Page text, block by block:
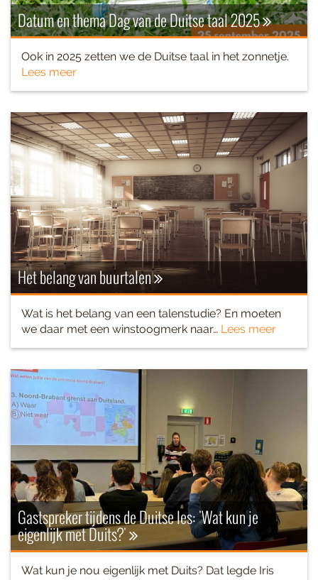
Datum en thema Dag van de Duitse taal 2025
Ook in 2025 zetten we de Duitse taal in het zonnetje.
Lees meer
Het belang van buurtalen
Wat is het belang van een talenstudie? En moeten
we daar met een winstoogmerk naar… Lees meer
Gastspreker tijdens de Duitse les: 'Wat kun je
eigenlijk met Duits?'
Wat kun je nou eigenlijk met Duits? Dat legde Iris